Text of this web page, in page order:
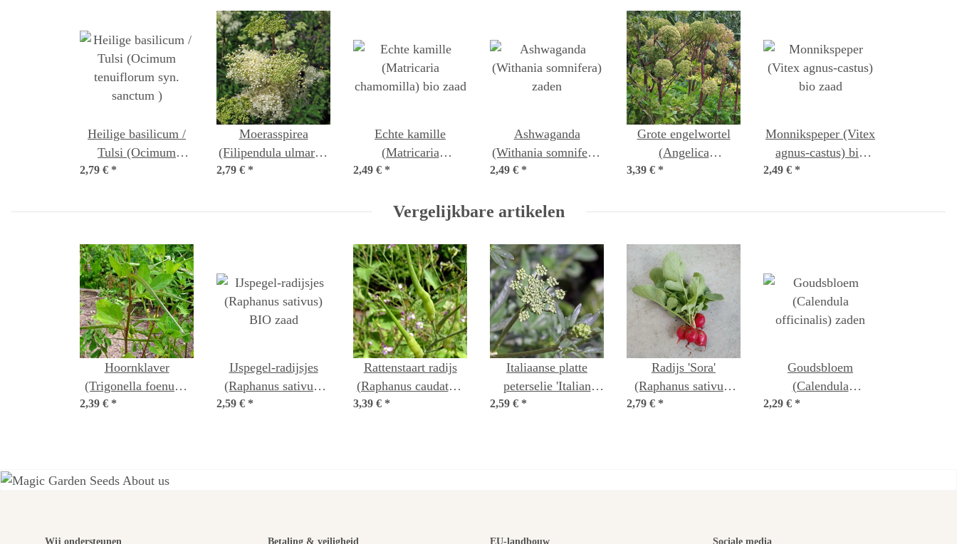
Heilige basilicum /
Tulsi (Ocimum
tenuiflorum syn.
2,79 € *
Moerasspirea
(Filipendula ulmaria)
bio zaad
2,79 € *
Echte kamille
(Matricaria
chamomilla) bio zaad
2,49 € *
Ashwaganda
(Withania somnifera)
2,49 € *
Grote engelwortel
(Angelica
archangelica)
3,39 € *
Monnikspeper (Vitex
agnus-castus) bio
2,49 € *
Vergelijkbare artikelen
Hoornklaver
(Trigonella foenum-
graecum) zaden
2,39 € *
IJspegel-radijsjes
(Raphanus sativus)
BIO zaad
2,59 € *
Rattenstaart radijs
(Raphanus caudatus)
bio zaad
3,39 € *
Italiaanse platte
peterselie 'Italian
Giant' (Petroselinum
2,59 € *
Radijs 'Sora'
(Raphanus sativus)
bio zaad
2,79 € *
Goudsbloem
(Calendula
officinalis) zaden
2,29 € *
Wij ondersteunen Betaling & veiligheid EU-landbouw Sociale media